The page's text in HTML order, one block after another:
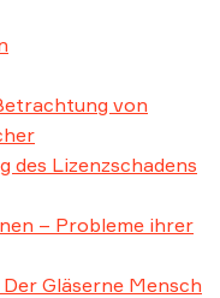
von
des Lizenzschadens
– Probleme ihrer
Gläserne Mensch